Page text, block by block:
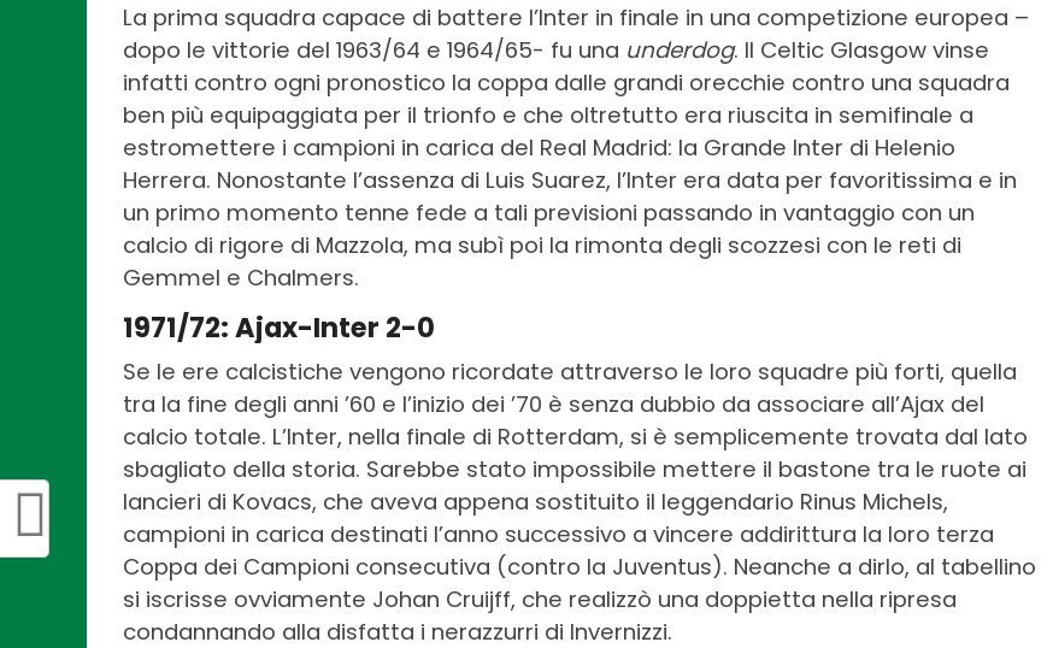
La prima squadra capace di battere l’Inter in finale in una competizione europea –
dopo le vittorie del 1963/64 e 1964/65- fu una underdog. Il Celtic Glasgow vinse
infatti contro ogni pronostico la coppa dalle grandi orecchie contro una squadra
ben più equipaggiata per il trionfo e che oltretutto era riuscita in semifinale a
estromettere i campioni in carica del Real Madrid: la Grande Inter di Helenio
Herrera. Nonostante l’assenza di Luis Suarez, l’Inter era data per favoritissima e in
un primo momento tenne fede a tali previsioni passando in vantaggio con un
calcio di rigore di Mazzola, ma subì poi la rimonta degli scozzesi con le reti di
Gemmel e Chalmers.
1971/72: Ajax-Inter 2-0
Se le ere calcistiche vengono ricordate attraverso le loro squadre più forti, quella
tra la fine degli anni ’60 e l’inizio dei ’70 è senza dubbio da associare all’Ajax del
calcio totale. L’Inter, nella finale di Rotterdam, si è semplicemente trovata dal lato
sbagliato della storia. Sarebbe stato impossibile mettere il bastone tra le ruote ai
lancieri di Kovacs, che aveva appena sostituito il leggendario Rinus Michels,
campioni in carica destinati l’anno successivo a vincere addirittura la loro terza
Coppa dei Campioni consecutiva (contro la Juventus). Neanche a dirlo, al tabellino
si iscrisse ovviamente Johan Cruijff, che realizzò una doppietta nella ripresa
condannando alla disfatta i nerazzurri di Invernizzi.